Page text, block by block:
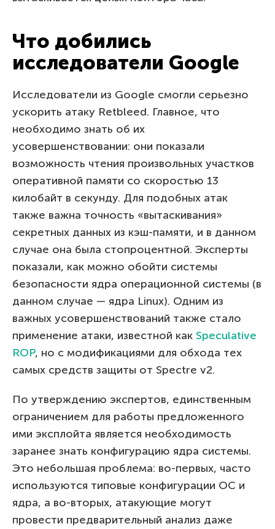
Что добились
исследователи Google
Исследователи из Google смогли серьезно
ускорить атаку Retbleed. Главное, что
необходимо знать об их
усовершенствовании: они показали
возможность чтения произвольных участков
оперативной памяти со скоростью 13
килобайт в секунду. Для подобных атак
также важна точность «вытаскивания»
секретных данных из кэш-памяти, и в данном
случае она была стопроцентной. Эксперты
показали, как можно обойти системы
безопасности ядра операционной системы (в
данном случае — ядра Linux). Одним из
важных усовершенствований также стало
применение атаки, известной как Speculative
ROP, но с модификациями для обхода тех
самых средств защиты от Spectre v2.
По утверждению экспертов, единственным
ограничением для работы предложенного
ими эксплойта является необходимость
заранее знать конфигурацию ядра системы.
Это небольшая проблема: во-первых, часто
используются типовые конфигурации ОС и
ядра, а во-вторых, атакующие могут
провести предварительный анализ даже